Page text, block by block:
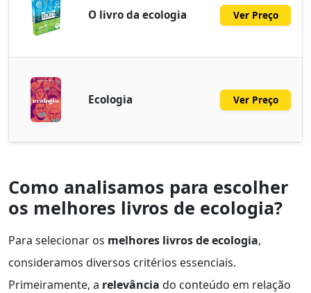
O livro da ecologia Ver Preço
Ecologia Ver Preço
Como analisamos para escolher
os melhores livros de ecologia?
Para selecionar os melhores livros de ecologia,
consideramos diversos critérios essenciais.
Primeiramente, a relevância do conteúdo em relação